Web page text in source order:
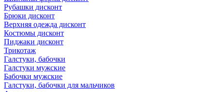
Рубашки дисконт
Брюки дисконт
Верхняя одежда дисконт
Костюмы дисконт
Пиджаки дисконт
Трикотаж
Галстуки, бабочки
Галстуки мужские
Бабочки мужские
Галстуки, бабочки для мальчиков